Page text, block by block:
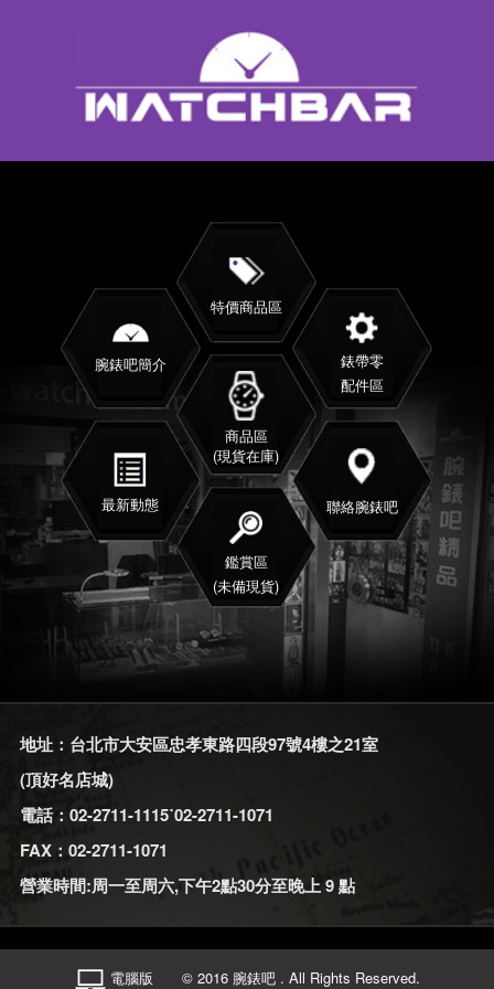
商品區
(現貨在庫)
特價商品區
錶帶零
配件區
聯絡腕錶吧
鑑賞區
(未備現貨)
最新動態
腕錶吧簡介
地址：台北市大安區忠孝東路四段97號4樓之21室
(頂好名店城)
電話：02-2711-1115˙02-2711-1071
FAX：02-2711-1071
營業時間:周一至周六,下午2點30分至晚上 9 點
電腦版 © 2016 腕錶吧 . All Rights Reserved.